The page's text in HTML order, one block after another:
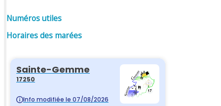
Numéros utiles
Horaires des marées